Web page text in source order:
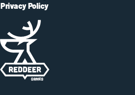
Privacy Policy